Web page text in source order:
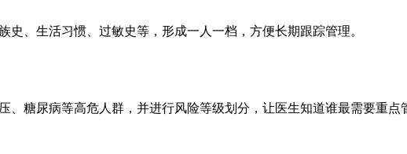
、生活习惯、过敏史等，形成一人一档，方便长期跟踪管理。
、糖尿病等高危人群，并进行风险等级划分，让医生知道谁最需要重点